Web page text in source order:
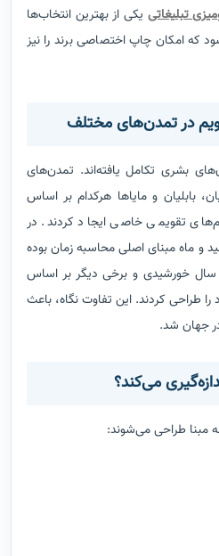
تبلیغاتی یکی از بهترین انتخاب‌ها
امکان چاپ اختصاصی برند را نیز
در تمدن‌های مختلف
بشری تکامل یافته‌اند. تمدن‌های
بابلیان و مایاها هرکدام بر اساس
تقویمی خاصی ایجاد کردند. در
و ماه مبنای اصلی محاسبه زمان بوده
خورشیدی و برخی دیگر بر اساس
طراحی کردند. این تفاوت نگاه، باعث
جهان شد.
می‌کند؟
مبنا طراحی می‌شوند: